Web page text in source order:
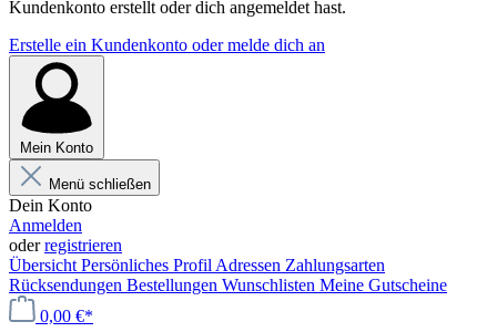
Kundenkonto erstellt oder dich angemeldet hast.
Erstelle ein Kundenkonto oder melde dich an
Mein Konto
Menü schließen
Dein Konto
Anmelden
oderregistrieren
Übersicht Persönliches Profil Adressen Zahlungsarten
Rücksendungen Bestellungen Wunschlisten Meine Gutscheine
0,00 €*